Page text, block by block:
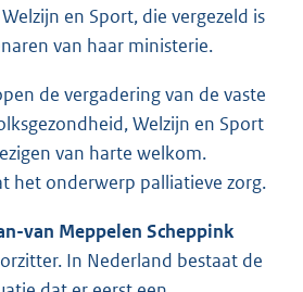
en Sport, die vergezeld is
van haar ministerie.
de vergadering van de vaste
Welzijn en Sport
van harte welkom.
het onderwerp palliatieve zorg.
van Meppelen Scheppink
In Nederland bestaat de